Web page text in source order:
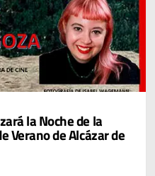
la Noche de la
Verano de Alcázar de